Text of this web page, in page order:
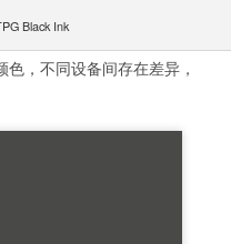
Black Ink
，不同设备间存在差异，